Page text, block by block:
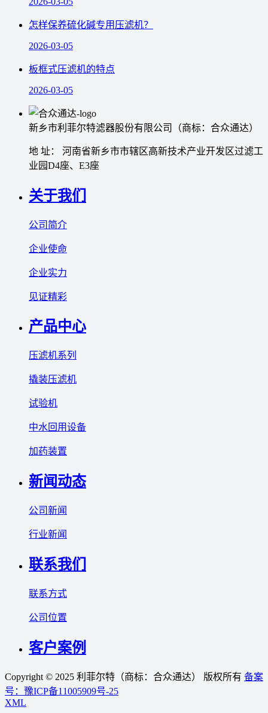
怎样保养硫化碱专用压滤机？
2026-03-05
板框式压滤机的特点
2026-03-05
新乡市利菲尔特滤器股份有限公司（商标：合众通达）
地 址： 河南省新乡市市辖区高新技术产业开发区过滤工
业园D4座、E3座
关于我们
公司简介
企业使命
企业实力
见证精彩
产品中心
压滤机系列
撬装压滤机
试验机
中水回用设备
加药装置
新闻动态
公司新闻
行业新闻
联系我们
联系方式
公司位置
客户案例
Copyright © 2025 利菲尔特（商标：合众通达） 版权所有 备案
号：豫ICP备11005909号-25
XML